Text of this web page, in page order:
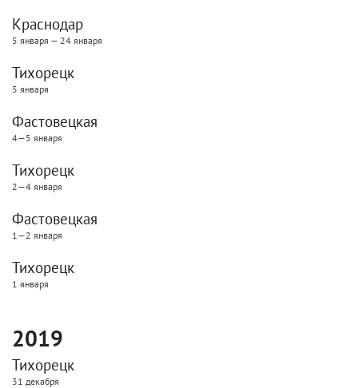
Краснодар
5 января — 24 января
Тихорецк
5 января
Фастовецкая
4—5 января
Тихорецк
2—4 января
Фастовецкая
1—2 января
Тихорецк
1 января
2019
Тихорецк
31 декабря